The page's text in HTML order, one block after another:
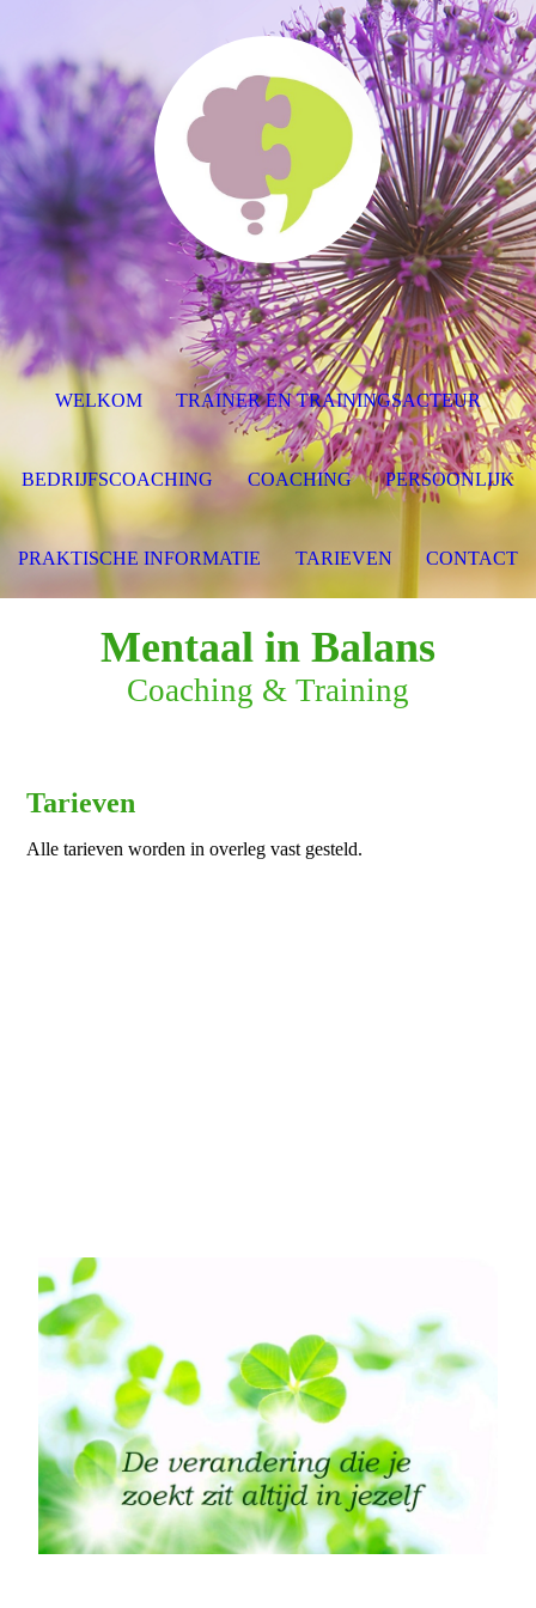
Mentaal in Balans
Coaching & Training
Tarieven
Alle tarieven worden in overleg vast gesteld.
WELKOM TRAINER EN TRAININGSACTEUR
BEDRIJFSCOACHING COACHING PERSOONLIJK
PRAKTISCHE INFORMATIE TARIEVEN CONTACT